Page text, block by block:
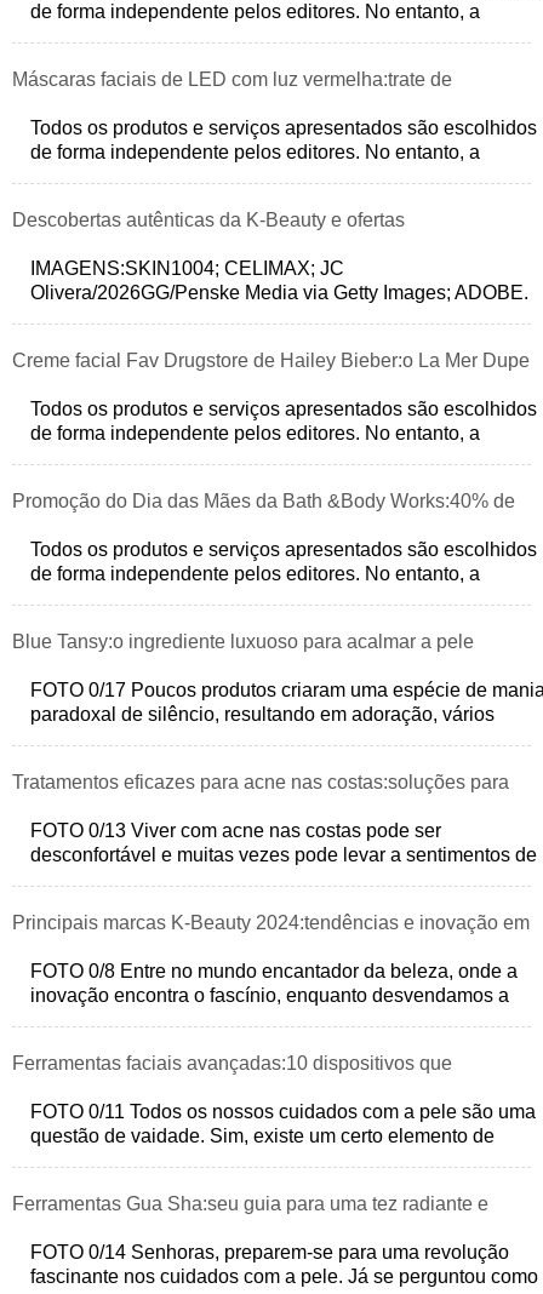
de forma independente pelos editores. No entanto, a
Máscaras faciais de LED com luz vermelha:trate de
preocupações com a pele e economize 50% hoje
Todos os produtos e serviços apresentados são escolhidos
de forma independente pelos editores. No entanto, a
Descobertas autênticas da K-Beauty e ofertas
exclusivas:descubra sua próxima obsessão por cuidados
IMAGENS:SKIN1004; CELIMAX; JC
Olivera/2026GG/Penske Media via Getty Images; ADOBE.
Creme facial Fav Drugstore de Hailey Bieber:o La Mer Dupe
de US $ 20 que oferece hidratação de luxo
Todos os produtos e serviços apresentados são escolhidos
de forma independente pelos editores. No entanto, a
Promoção do Dia das Mães da Bath &Body Works:40% de
desconto em todo o site!
Todos os produtos e serviços apresentados são escolhidos
de forma independente pelos editores. No entanto, a
Blue Tansy:o ingrediente luxuoso para acalmar a pele
irritada
FOTO 0/17 Poucos produtos criaram uma espécie de
paradoxal de silêncio, resultando em adoração, vários
Tratamentos eficazes para acne nas costas:soluções para
pele clara
FOTO 0/13 Viver com acne nas costas pode ser
desconfortável e muitas vezes pode levar a sentimentos de
Principais marcas K-Beauty 2024:tendências e inovação em
cuidados com a pele
FOTO 0/8 Entre no mundo encantador da beleza, onde a
inovação encontra o fascínio, enquanto desvendamos a
Ferramentas faciais avançadas:10 dispositivos que
transformam as rotinas de cuidados com a pele
FOTO 0/11 Todos os nossos cuidados com a pele são uma
questão de vaidade. Sim, existe um certo elemento de
Ferramentas Gua Sha:seu guia para uma tez radiante e
cuidados com a pele aprovados por celebridades
FOTO 0/14 Senhoras, preparem-se para uma revolução
fascinante nos cuidados com a pele. Já se perguntou como